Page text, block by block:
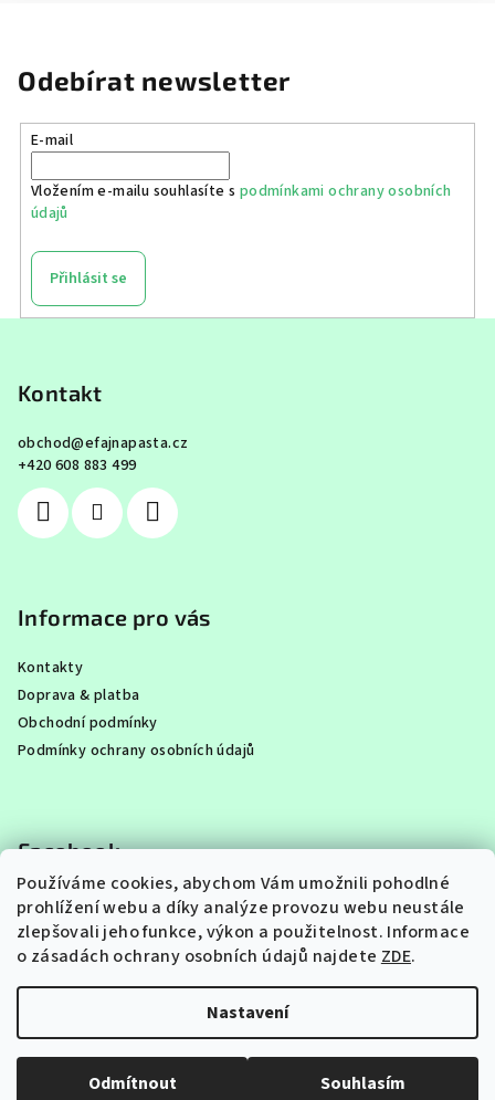
Používáme cookies, abychom Vám umožnili pohodlné
prohlížení webu a díky analýze provozu webu neustále
zlepšovali jeho funkce, výkon a použitelnost. Informace
o zásadách ochrany osobních údajů najdete ZDE.
Nastavení
Odmítnout Souhlasím
Odebírat newsletter
E-mail
Vložením e-mailu souhlasíte s podmínkami ochrany osobních
údajů
Přihlásit se
Kontakt
obchod@efajnapasta.cz
+420 608 883 499
Informace pro vás
Kontakty
Doprava & platba
Obchodní podmínky
Podmínky ochrany osobních údajů
Facebook
Instagram
Upravit nastavení cookies